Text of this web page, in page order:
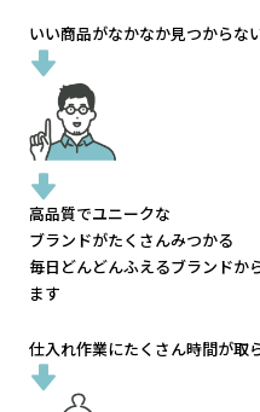
いい商品がなかなか見つからな
高品質でユニークな
ブランドがたくさんみつかる
毎日どんどんふえるブランドか
ます
仕入れ作業にたくさん時間が取